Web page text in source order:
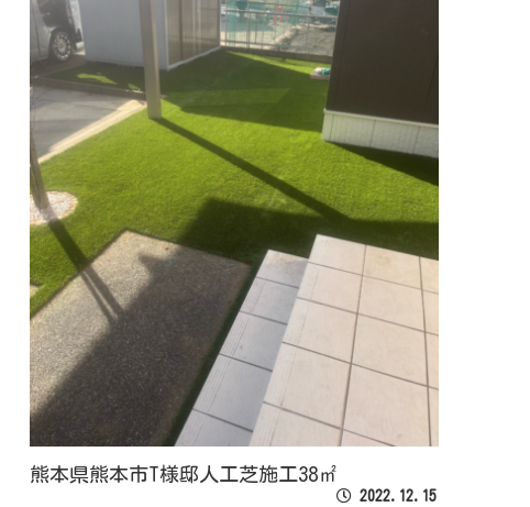
熊本県熊本市T様邸人工芝施工38㎡
2022.12.15